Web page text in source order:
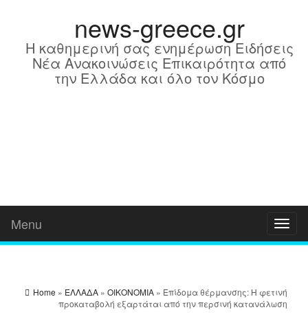
news-greece.gr
Η καθημερινή σας ενημέρωση Ειδήσεις
Νέα Ανακοινώσεις Επικαιρότητα από
την Ελλάδα και όλο τον Κόσμο
Menu
Home » ΕΛΛΑΔΑ » ΟΙΚΟΝΟΜΙΑ » Επίδομα θέρμανσης: Η φετινή
προκαταβολή εξαρτάται από την περσινή κατανάλωση